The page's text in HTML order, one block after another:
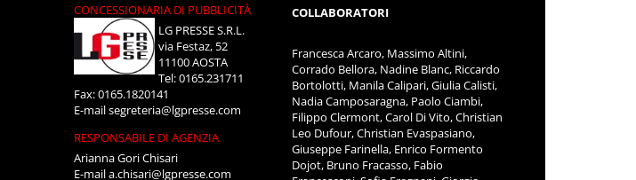
CONCESSIONARIA DI PUBBLICITÀ
LG PRESSE S.R.L.
via Festaz, 52
11100 AOSTA
Tel: 0165.231711
Fax: 0165.1820141
E-mailsegreteria@lgpresse.com
RESPONSABILE DI AGENZIA
Arianna Gori Chisari
E-maila.chisari@lgpresse.com
COLLABORATORI
Francesca Arcaro, Massimo Altini,
Corrado Bellora, Nadine Blanc, Riccardo
Bortolotti, Manila Calipari, Giulia Calisti,
Nadia Camposaragna, Paolo Ciambi,
Filippo Clermont, Carol Di Vito, Christian
Leo Dufour, Christian Evaspasiano,
Giuseppe Farinella, Enrico Formento
Dojot, Bruno Fracasso, Fabio